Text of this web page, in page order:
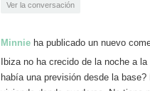
Ver la conversación
Minnie ha publicado un nuevo
Ibiza no ha crecido de la noche a
había una previsión desde la